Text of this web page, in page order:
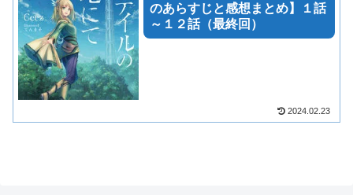
のあらすじと感想まとめ】１話
～１２話（最終回）
2024.02.23